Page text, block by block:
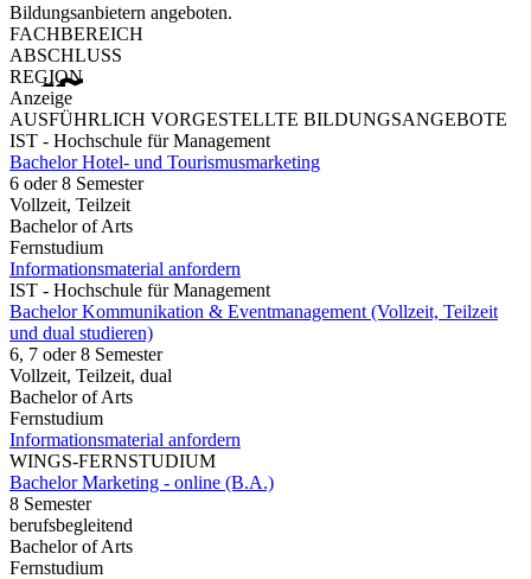
Bildungsanbietern angeboten.
FACHBEREICH
ABSCHLUSS
REGION
Anzeige
AUSFÜHRLICH VORGESTELLTE BILDUNGSANGEBOTE
IST - Hochschule für Management
Bachelor Hotel- und Tourismusmarketing
6 oder 8 Semester
Vollzeit, Teilzeit
Bachelor of Arts
Fernstudium
Informationsmaterial anfordern
IST - Hochschule für Management
Bachelor Kommunikation & Eventmanagement (Vollzeit, Teilzeit
und dual studieren)
6, 7 oder 8 Semester
Vollzeit, Teilzeit, dual
Bachelor of Arts
Fernstudium
Informationsmaterial anfordern
WINGS-FERNSTUDIUM
Bachelor Marketing - online (B.A.)
8 Semester
berufsbegleitend
Bachelor of Arts
Fernstudium